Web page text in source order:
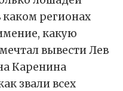
регионах
какую
вывести Лев
Каренина
звали всех